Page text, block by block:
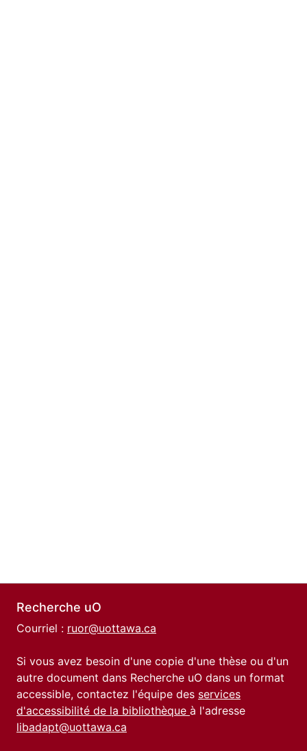
Recherche uO
Courriel : ruor@uottawa.ca
Si vous avez besoin d'une copie d'une thèse ou d'un
autre document dans Recherche uO dans un format
accessible, contactez l'équipe des services
d'accessibilité de la bibliothèque à l'adresse
libadapt@uottawa.ca